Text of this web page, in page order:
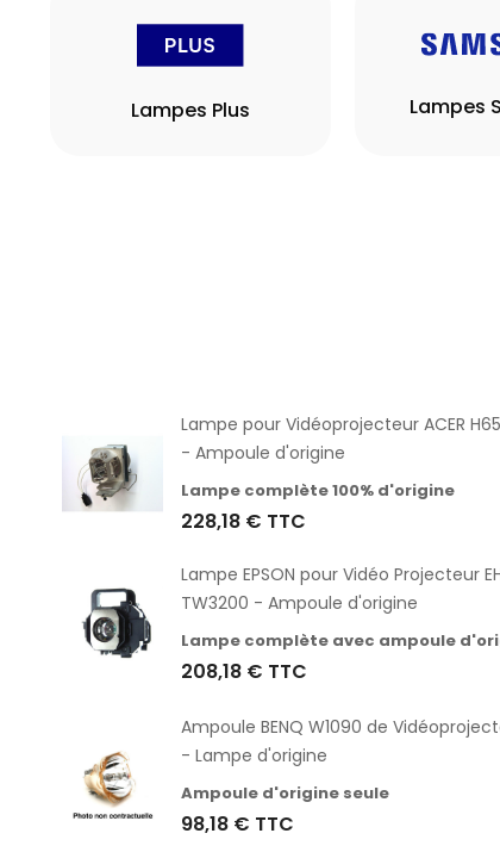
Lampes Plus Lampes
Lampe pour Vidéoprojecteur ACER
- Ampoule d'origine
Lampe complète 100% d'origine
228,18 € TTC
Lampe EPSON pour Vidéo Projecteur
TW3200 - Ampoule d'origine
Lampe complète avec ampoule
208,18 € TTC
Ampoule BENQ W1090 de
- Lampe d'origine
Ampoule d'origine seule
98,18 € TTC